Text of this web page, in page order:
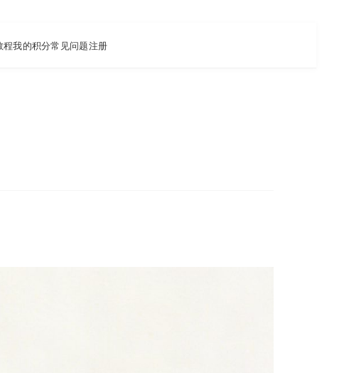
程我的积分常见问题注册